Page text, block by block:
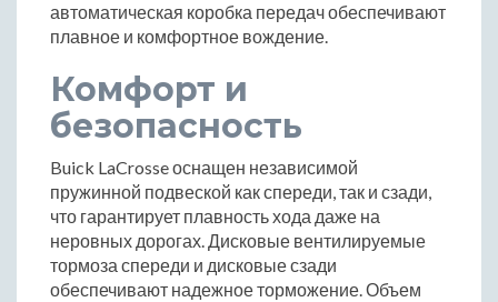
автоматическая коробка передач обеспечивают
плавное и комфортное вождение.
Комфорт и
безопасность
Buick LaCrosse оснащен независимой
пружинной подвеской как спереди, так и сзади,
что гарантирует плавность хода даже на
неровных дорогах. Дисковые вентилируемые
тормоза спереди и дисковые сзади
обеспечивают надежное торможение. Объем